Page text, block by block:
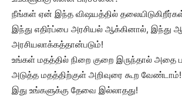
நீங்கள் ஏன் இந்த விஷயத்தில்
இந்து எதிர்ப்பை அரசியல் ஆக்கினால், இந்து
அரசியலாக்கத்தான்படும்!
உங்கள் மதத்தில் நிறை குறை இருந்தால் அதை
அடுத்த மதத்திற்குள் அறிவுரை கூற வேண்டாம்!
இது உங்களுக்கு தேவை இல்லாதது!